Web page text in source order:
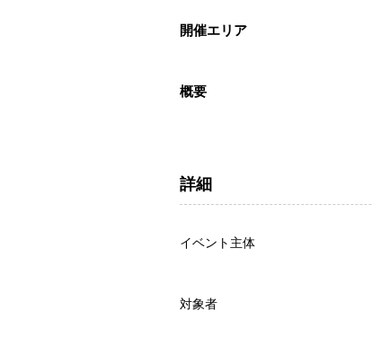
開催エリア
概要
詳細
イベント主体
対象者